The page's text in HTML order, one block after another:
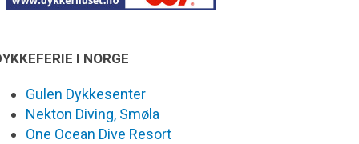
I NORGE
Gulen Dykkesenter
Nekton Diving, Smøla
One Ocean Dive Resort